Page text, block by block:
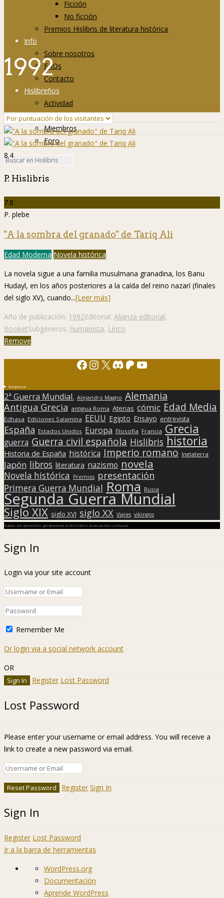
Ficción
No ficción
Premios Hislibris de literatura histórica
Info
Sobre nosotros
FAQs
Contacto
Hislibreños
Actividad
Grupos
Miembros
Foro
1992
8.4
P. Hislibris
7.8
P. plebe
"A la sombra del granado" de Tariq Ali
Edad Moderna Novela histórica
La novela sigue a una familia musulmana granadina, los Banu
Hudayl, en los años posteriores a la caída del reino nazarí (finales
del siglo XV), cuando...[Leer más]
Año de publicación: 1992Editorial: Alianza editorial,
BooketSubgéneros: humanista, Lírico
Remove
Facebook
Instagram
X Discord
Patreon
YouTube
Sorpresa
2ª Guerra Mundial. Alejandro Magno Alemania
Antigua Grecia antigua Roma Atenas cómic Edad Media
Edhasa Ediciones Salamina EEUU Egipto Ensayo entrevista
España Estados Unidos Europa filosofía Francia Grecia
guerra Guerra civil española Hislibris historia
Historia de España histórica Imperio romano Inglaterra
Japón libros literatura nazismo novela
Novela histórica Premios presentación
Primera Guerra Mundial Roma Rusia
Segunda Guerra Mundial
Siglo XIX siglo XVI siglo XX Viajes vikingos
Todos los derechos pertenecen a Hislibris Asociación cultural
Sign In
Login via your site account
Remember Me
Or login via a social network account
OR
Register Lost Password
Lost Password
Please enter your username or email address. You will receive a
link to create a new password via email.
Register Sign In
Sign In
Register Lost Password
Ir a la barra de herramientas
Acerca
WordPress
WordPress.org
Documentación
Aprende WordPress